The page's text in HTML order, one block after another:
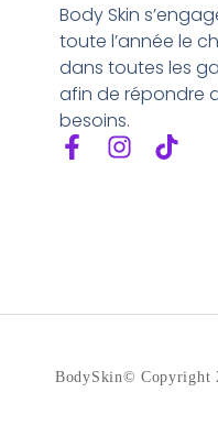
Body Skin
toute l’année le
dans toutes les
afin de répondre
besoins.
BodySkin© Copyright